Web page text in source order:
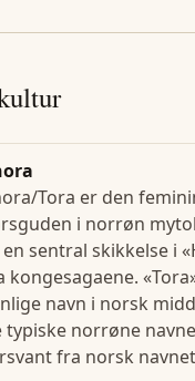
Tora er den
i norrøn
sentral skikkelse i
kongesagaene.
navn i norsk
typiske norrøne
fra norsk